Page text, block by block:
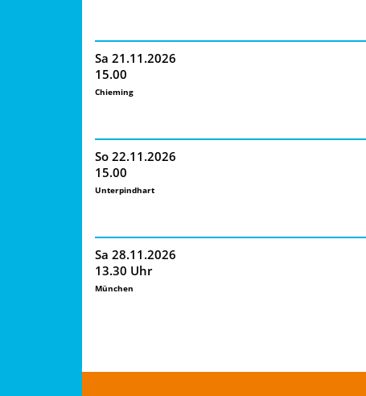
Sa 21.11.2026
15.00
Chieming
So 22.11.2026
15.00
Unterpindhart
Sa 28.11.2026
13.30 Uhr
München